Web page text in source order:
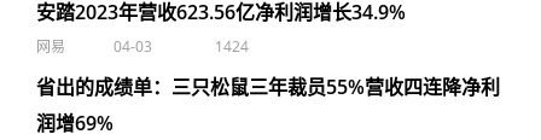
安踏2023年营收623.56亿净利润增长34.9%
网易 04-03 1424
省出的成绩单：三只松鼠三年裁员55%营收四连降净利
润增69%